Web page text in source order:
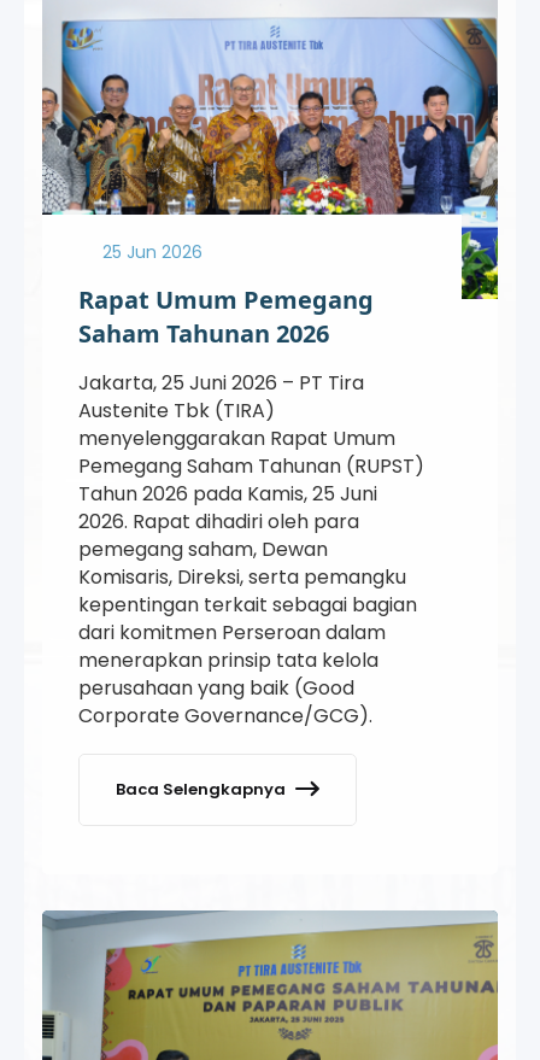
25 Jun 2026
Rapat Umum Pemegang
Saham Tahunan 2026
Jakarta, 25 Juni 2026 – PT Tira
Austenite Tbk (TIRA)
menyelenggarakan Rapat Umum
Pemegang Saham Tahunan (RUPST)
Tahun 2026 pada Kamis, 25 Juni
2026. Rapat dihadiri oleh para
pemegang saham, Dewan
Komisaris, Direksi, serta pemangku
kepentingan terkait sebagai bagian
dari komitmen Perseroan dalam
menerapkan prinsip tata kelola
perusahaan yang baik (Good
Corporate Governance/GCG).
Baca Selengkapnya